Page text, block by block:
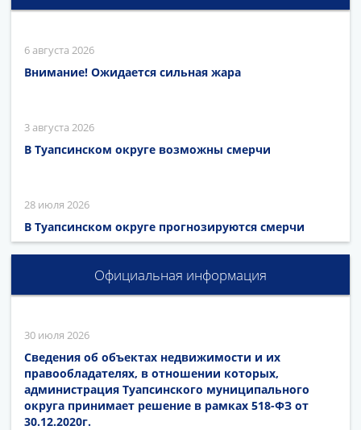
6 августа 2026
Внимание! Ожидается сильная жара
3 августа 2026
В Туапсинском округе возможны смерчи
28 июля 2026
В Туапсинском округе прогнозируются смерчи
Официальная информация
30 июля 2026
Сведения об объектах недвижимости и их
правообладателях, в отношении которых,
администрация Туапсинского муниципального
округа принимает решение в рамках 518-ФЗ от
30.12.2020г.